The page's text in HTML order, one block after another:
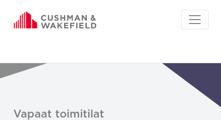
Vapaat toimitilat